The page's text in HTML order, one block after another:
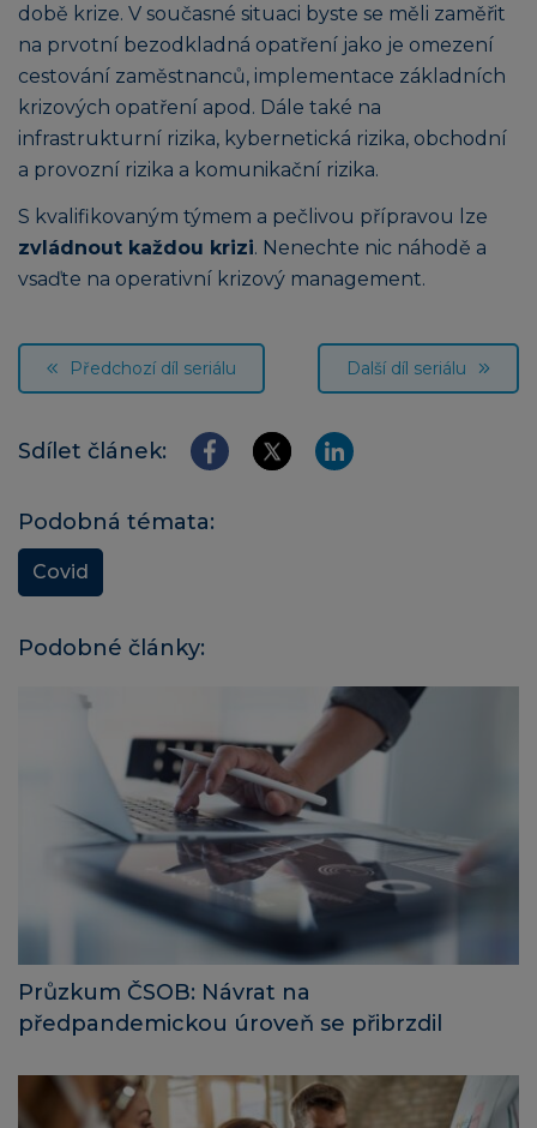
době krize. V současné situaci byste se měli zaměřit
na prvotní bezodkladná opatření jako je omezení
cestování zaměstnanců, implementace základních
krizových opatření apod. Dále také na
infrastrukturní rizika, kybernetická rizika, obchodní
a provozní rizika a komunikační rizika.
S kvalifikovaným týmem a pečlivou přípravou lze
zvládnout každou krizi. Nenechte nic náhodě a
vsaďte na operativní krizový management.
Předchozí díl seriálu Další díl seriálu
Sdílet článek:
Podobná témata:
Covid
Podobné články:
Průzkum ČSOB: Návrat na
předpandemickou úroveň se přibrzdil